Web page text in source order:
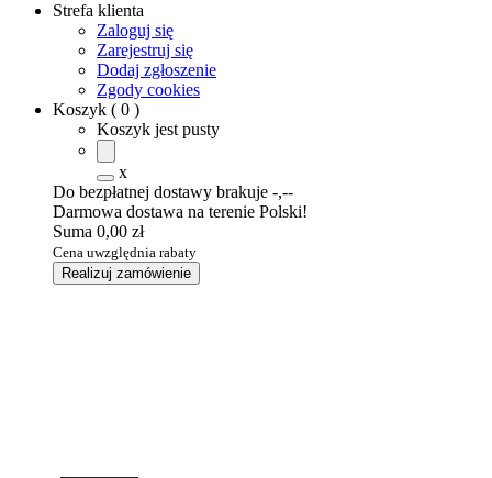
Strefa klienta
Zaloguj się
Zarejestruj się
Dodaj zgłoszenie
Zgody cookies
Koszyk ( 0 )
Koszyk jest pusty
x
Do bezpłatnej dostawy brakuje -,--
Darmowa dostawa na terenie Polski!
Suma 0,00 zł
Cena uwzględnia rabaty
Realizuj zamówienie